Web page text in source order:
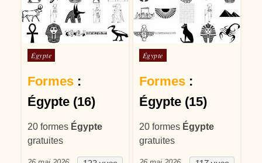
Posté dans
Égypte
Formes :
Égypte (16)
20 formes Égypte
gratuites
Posté dans
Égypte
Formes:
Égypte (15)
20 formes Égypte
gratuites